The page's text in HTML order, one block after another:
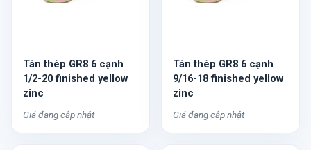
Tán thép GR8 6 cạnh
1/2-20 finished yellow
zinc
Giá đang cập nhật
Tán thép GR8 6 cạnh
9/16-18 finished yellow
zinc
Giá đang cập nhật